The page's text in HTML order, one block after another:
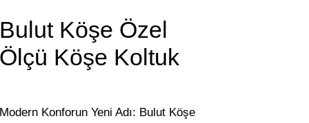
Köşe Özel
Köşe Koltuk
Konforun Yeni Adı: Bulut Köşe